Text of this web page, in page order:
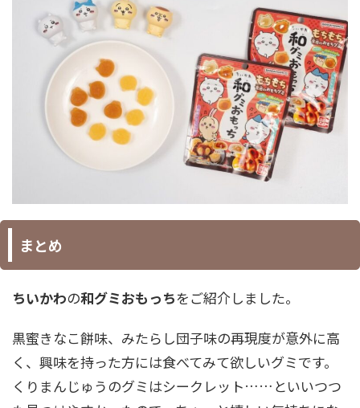
まとめ
ちいかわの和グミおもっちをご紹介しました。
黒蜜きなこ餅味、みたらし団子味の再現度が意外に高
く、興味を持った方には食べてみて欲しいグミです。
くりまんじゅうのグミはシークレット……といいつつ